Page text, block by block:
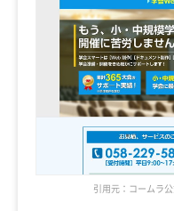
引用元：コームラ